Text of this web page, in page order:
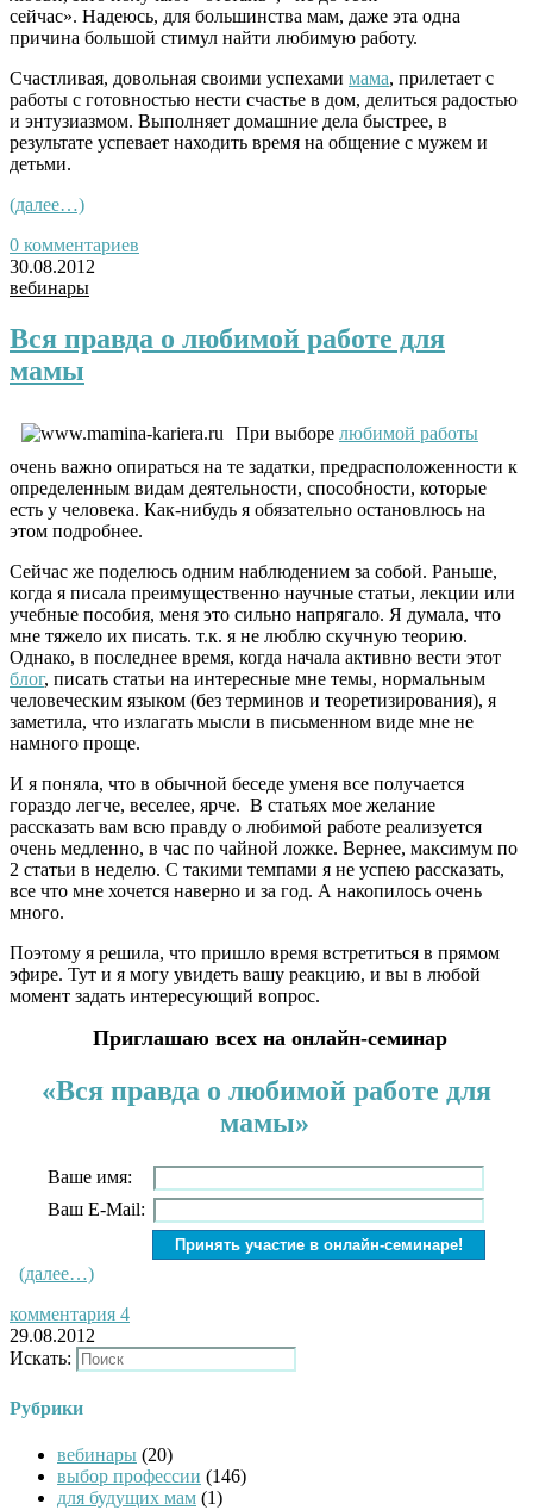
сейчас». Надеюсь, для большинства мам, даже эта одна
причина большой стимул найти любимую работу.
Счастливая, довольная своими успехами мама, прилетает с
работы с готовностью нести счастье в дом, делиться радостью
и энтузиазмом. Выполняет домашние дела быстрее, в
результате успевает находить время на общение с мужем и
детьми.
(далее…)
0 комментариев
30.08.2012
вебинары
Вся правда о любимой работе для
мамы
При выборе любимой работы
очень важно опираться на те задатки, предрасположенности к
определенным видам деятельности, способности, которые
есть у человека. Как-нибудь я обязательно остановлюсь на
этом подробнее.
Сейчас же поделюсь одним наблюдением за собой. Раньше,
когда я писала преимущественно научные статьи, лекции или
учебные пособия, меня это сильно напрягало. Я думала, что
мне тяжело их писать. т.к. я не люблю скучную теорию.
Однако, в последнее время, когда начала активно вести этот
блог, писать статьи на интересные мне темы, нормальным
человеческим языком (без терминов и теоретизирования), я
заметила, что излагать мысли в письменном виде мне не
намного проще.
И я поняла, что в обычной беседе уменя все получается
гораздо легче, веселее, ярче. В статьях мое желание
рассказать вам всю правду о любимой работе реализуется
очень медленно, в час по чайной ложке. Вернее, максимум по
2 статьи в неделю. С такими темпами я не успею рассказать,
все что мне хочется наверно и за год. А накопилось очень
много.
Поэтому я решила, что пришло время встретиться в прямом
эфире. Тут и я могу увидеть вашу реакцию, и вы в любой
момент задать интересующий вопрос.
Приглашаю всех на онлайн-семинар
«Вся правда о любимой работе для
мамы»
Ваше имя:
Ваш E-Mail:
(далее…)
комментария 4
29.08.2012
Искать:
Рубрики
вебинары (20)
выбор профессии (146)
для будущих мам (1)